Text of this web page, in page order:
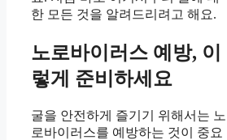
한 모든 것을 알려드리려고 해요.
노로바이러스 예방, 이
렇게 준비하세요
굴을 안전하게 즐기기 위해서는 노
로바이러스를 예방하는 것이 중요